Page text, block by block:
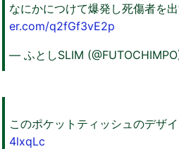
なにかにつけて爆発し死傷者を
er.com/q2fGf3vE2p
— ふとしSLIM
このポケットティッシュのデザ
4lxqLc